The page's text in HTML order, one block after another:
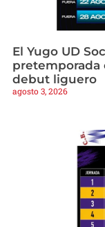
El Yugo UD
pretemporada
debut liguero
agosto 3, 2026